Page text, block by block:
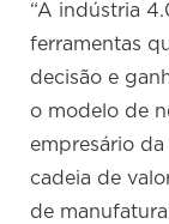
“A indústria
ferramentas
decisão e
o modelo de
empresário
cadeia de
de